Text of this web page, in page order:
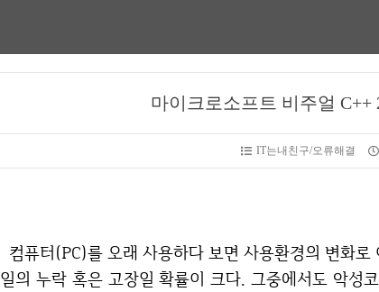
마이크로소프트 비주얼 C++
IT는내친구/오류해결
컴퓨터(PC)를 오래 사용하다 보면 사용환경의 변화로 여러가지 오류가 있을 수 있는데, 원인은 DLL 파
일의 누락 혹은 고장일 확률이 크다. 그중에서도 악성